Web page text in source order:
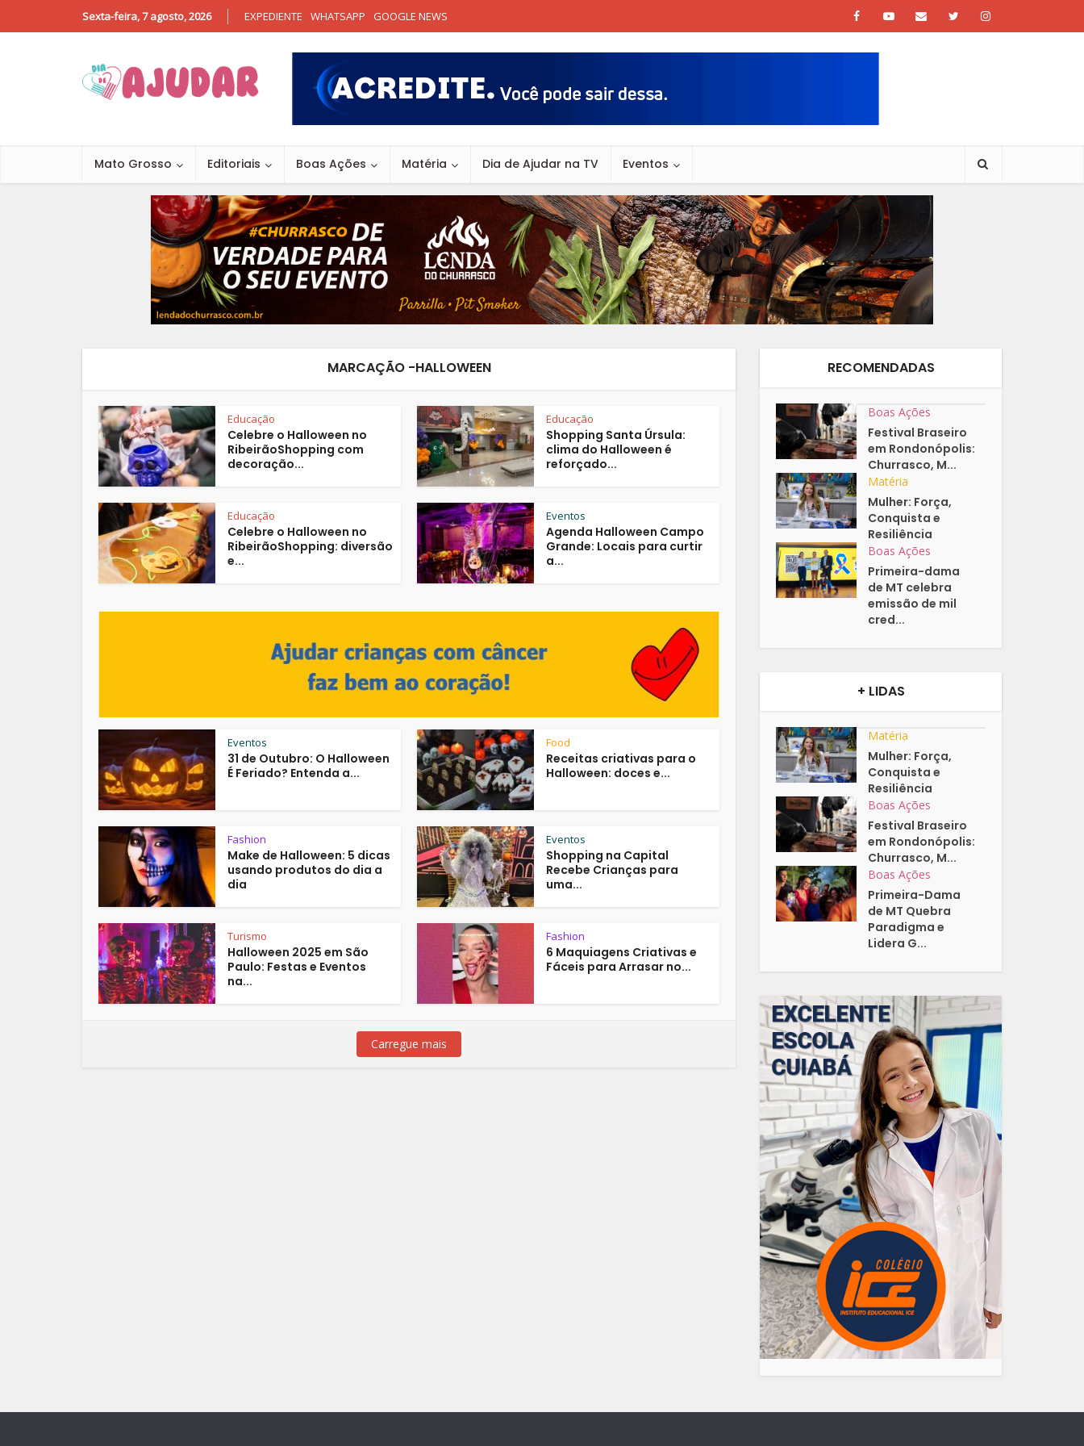
Sexta-feira, 7 agosto, 2026 EXPEDIENTE WHATSAPP GOOGLE NEWS
Mato Grosso Editoriais Boas Ações Matéria Dia de Ajudar na TV Eventos
MARCAÇÃO -HALLOWEEN
Educação
Celebre o Halloween no
RibeirãoShopping com
decoração...
Educação
Shopping Santa Úrsula:
clima do Halloween é
reforçado...
Educação
Celebre o Halloween no
RibeirãoShopping: diversão
e...
Eventos
Agenda Halloween Campo
Grande: Locais para curtir
a...
Eventos
31 de Outubro: O Halloween
É Feriado? Entenda a...
Food
Receitas criativas para o
Halloween: doces e...
Fashion
Make de Halloween: 5 dicas
usando produtos do dia a
dia
Eventos
Shopping na Capital
Recebe Crianças para
uma...
Turismo
Halloween 2025 em São
Paulo: Festas e Eventos
na...
Fashion
6 Maquiagens Criativas e
Fáceis para Arrasar no...
Carregue mais
RECOMENDADAS
Boas Ações
Festival Braseiro
em Rondonópolis:
Churrasco, M...
Matéria
Mulher: Força,
Conquista e
Resiliência
Boas Ações
Primeira-dama
de MT celebra
emissão de mil
cred...
+ LIDAS
Matéria
Mulher: Força,
Conquista e
Resiliência
Boas Ações
Festival Braseiro
em Rondonópolis:
Churrasco, M...
Boas Ações
Primeira-Dama
de MT Quebra
Paradigma e
Lidera G...